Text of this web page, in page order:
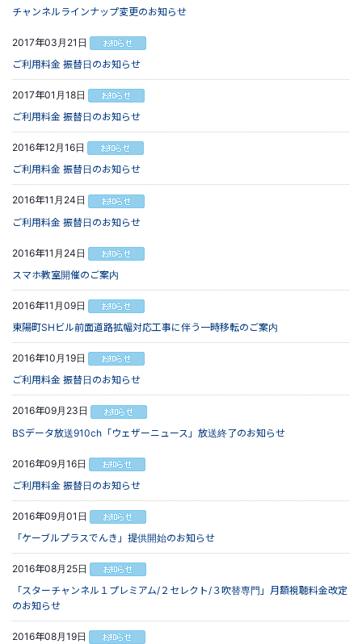
チャンネルラインナップ変更のお知らせ
2017年03月21日
ご利用料金 振替日のお知らせ
2017年01月18日
ご利用料金 振替日のお知らせ
2016年12月16日
ご利用料金 振替日のお知らせ
2016年11月24日
ご利用料金 振替日のお知らせ
2016年11月24日
スマホ教室開催のご案内
2016年11月09日
東陽町SHビル前面道路拡幅対応工事に伴う一時移転のご案内
2016年10月19日
ご利用料金 振替日のお知らせ
2016年09月23日
BSデータ放送910ch「ウェザーニュース」放送終了のお知らせ
2016年09月16日
ご利用料金 振替日のお知らせ
2016年09月01日
「ケーブルプラスでんき」提供開始のお知らせ
2016年08月25日
「スターチャンネル１プレミアム/２セレクト/３吹替専門」月額視聴料金改定
のお知らせ
2016年08月19日